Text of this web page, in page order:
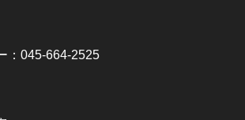
：045-664-2525